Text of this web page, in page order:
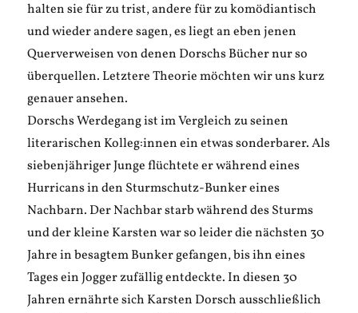
halten sie für zu trist, andere für zu komödiantisch
und wieder andere sagen, es liegt an eben jenen
Querverweisen von denen Dorschs Bücher nur so
überquellen. Letztere Theorie möchten wir uns kurz
genauer ansehen.
Dorschs Werdegang ist im Vergleich zu seinen
literarischen Kolleg:innen ein etwas sonderbarer. Als
siebenjähriger Junge flüchtete er während eines
Hurricans in den Sturmschutz-Bunker eines
Nachbarn. Der Nachbar starb während des Sturms
und der kleine Karsten war so leider die nächsten 30
Jahre in besagtem Bunker gefangen, bis ihn eines
Tages ein Jogger zufällig entdeckte. In diesen 30
Jahren ernährte sich Karsten Dorsch ausschließlich